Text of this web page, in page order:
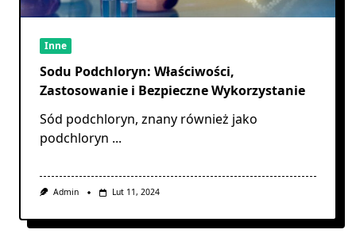
Inne
Sodu Podchloryn: Właściwości,
Zastosowanie i Bezpieczne Wykorzystanie
Sód podchloryn, znany również jako
podchloryn ...
Admin Lut 11, 2024